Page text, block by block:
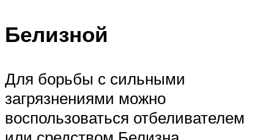
Белизной
Для борьбы с сильными
загрязнениями можно
воспользоваться отбеливателем